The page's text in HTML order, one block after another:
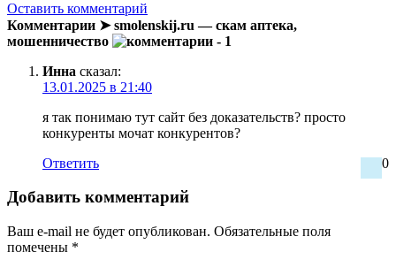
Оставить комментарий
Комментарии ➤ smolenskij.ru — скам аптека,
мошенничество
- 1
Инна сказал:
13.01.2025 в 21:40
я так понимаю тут сайт без доказательств? просто
конкуренты мочат конкурентов?
0
Ответить
Добавить комментарий
Ваш e-mail не будет опубликован. Обязательные поля
помечены *